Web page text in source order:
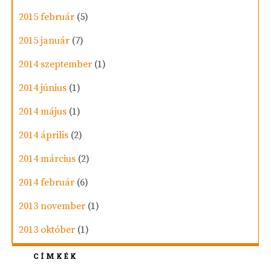
2015 február (5)
2015 január (7)
2014 szeptember (1)
2014 június (1)
2014 május (1)
2014 április (2)
2014 március (2)
2014 február (6)
2013 november (1)
2013 október (1)
CÍMKÉK